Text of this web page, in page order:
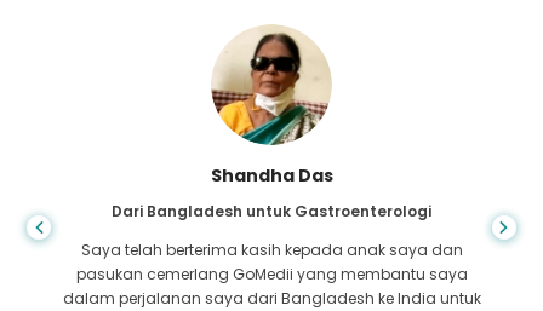
Shandha Das
Dari Bangladesh untuk Gastroenterologi
Saya telah berterima kasih kepada anak saya dan
pasukan cemerlang GoMedii yang membantu saya
dalam perjalanan saya dari Bangladesh ke India untuk